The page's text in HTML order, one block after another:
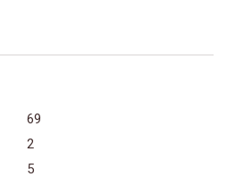
69
2
5